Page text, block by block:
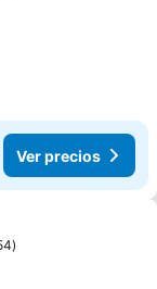
Ver precios